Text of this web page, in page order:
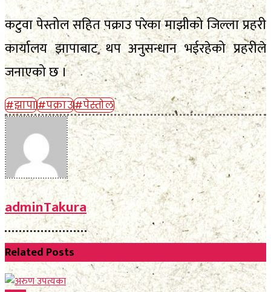
कटुवा पेस्तोल सहित पक्राउ परेका माझीको जिल्ला प्रहरी
कार्यालय झापाबाट थप अनुसन्धान भईरहेको प्रहरीले
जनाएको छ ।
#झापा#पक्राउ#पेस्तोल
adminTakura
RelatedPosts